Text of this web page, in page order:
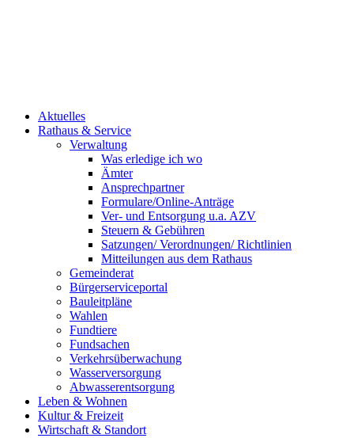
Aktuelles
Rathaus & Service
Verwaltung
Was erledige ich wo
Ämter
Ansprechpartner
Formulare/Online-Anträge
Ver- und Entsorgung u.a. AZV
Steuern & Gebühren
Satzungen/ Verordnungen/ Richtlinien
Mitteilungen aus dem Rathaus
Gemeinderat
Bürgerserviceportal
Bauleitpläne
Wahlen
Fundtiere
Fundsachen
Verkehrsüberwachung
Wasserversorgung
Abwasserentsorgung
Leben & Wohnen
Kultur & Freizeit
Wirtschaft & Standort